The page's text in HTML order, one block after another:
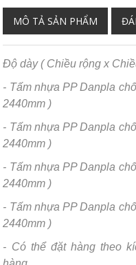
MÔ TẢ SẢN PHẨM
Độ dày ( Chiều rộng x
- Tấm nhựa PP Danpla
2440mm )
- Tấm nhựa PP Danpla
2440mm )
- Tấm nhựa PP Danpla
2440mm )
- Tấm nhựa PP Danpla
2440mm )
- Có thể đặt hàng theo